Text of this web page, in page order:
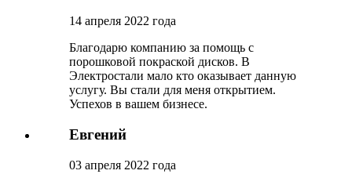
14 апреля 2022 года
Благодарю компанию за помощь с
порошковой покраской дисков. В
Электростали мало кто оказывает данную
услугу. Вы стали для меня открытием.
Успехов в вашем бизнесе.
Евгений
03 апреля 2022 года